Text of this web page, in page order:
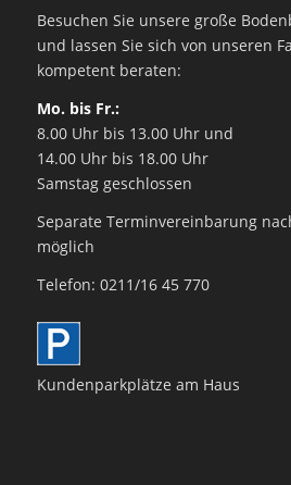
Besuchen Sie unsere große
und lassen Sie sich von unseren
kompetent beraten:
Mo. bis Fr.:
8.00 Uhr bis 13.00 Uhr und
14.00 Uhr bis 18.00 Uhr
Samstag geschlossen
Separate Terminvereinbarung
möglich
Telefon: 0211/16 45 770
Kundenparkplätze am Haus